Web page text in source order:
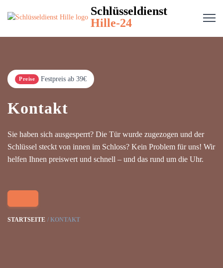
Schlüsseldienst
Hille-24
Preise Festpreis ab 39€
Kontakt
Sie haben sich ausgesperrt? Die Tür wurde zugezogen und der
Schlüssel steckt von innen im Schloss? Kein Problem für uns! Wir
helfen Ihnen preiswert und schnell – und das rund um die Uhr.
STARTSEITE KONTAKT